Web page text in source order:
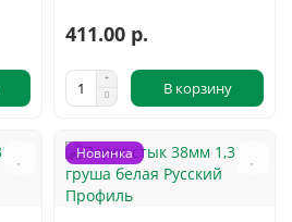
411.00 р.
В корзину
Новинка